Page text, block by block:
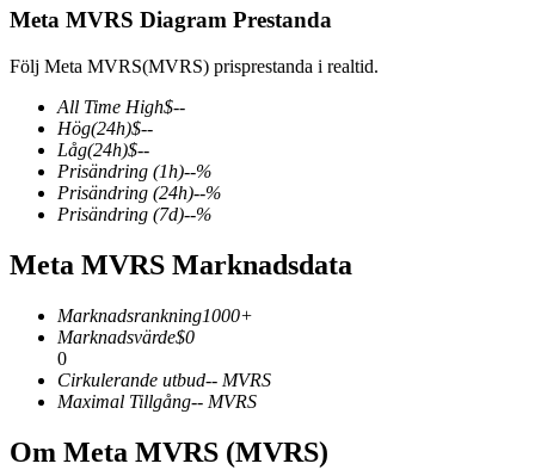
COIN-M Futures
Futures för kryptovaluta
TradFi
Derivat för aktier, valuta, ädelmetaller och råvaror
Meta MVRS Diagram Prestanda
Följ Meta MVRS(MVRS) prisprestanda i realtid.
All Time High$--
Hög(24h)$--
Låg(24h)$--
Prisändring (1h)--%
Prisändring (24h)--%
Prisändring (7d)--%
Meta MVRS Marknadsdata
Marknadsrankning1000+
Marknadsvärde$0
0
Cirkulerande utbud-- MVRS
Maximal Tillgång-- MVRS
Om Meta MVRS (MVRS)